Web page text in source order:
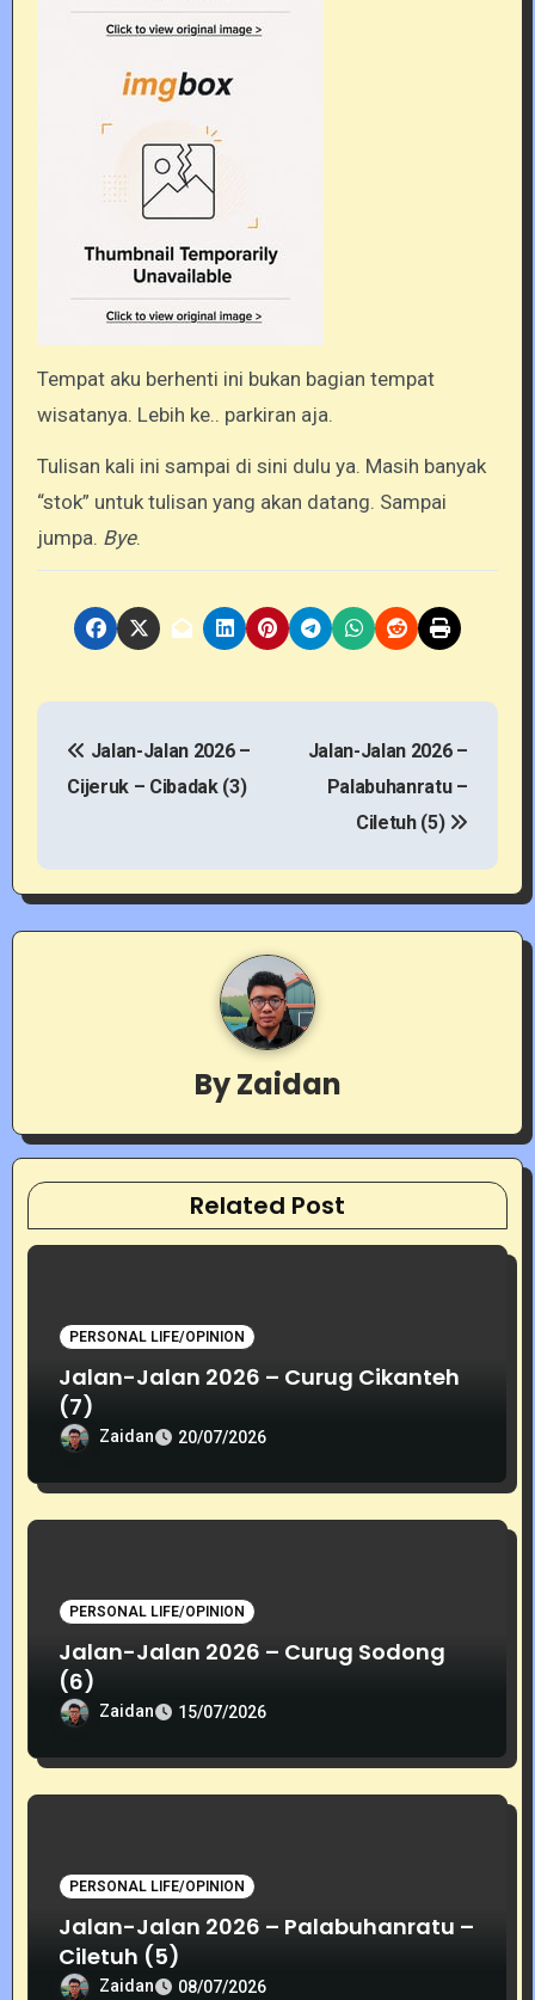
Tempat aku berhenti ini bukan bagian tempat
wisatanya. Lebih ke.. parkiran aja.
Tulisan kali ini sampai di sini dulu ya. Masih banyak
“stok” untuk tulisan yang akan datang. Sampai
jumpa. Bye.
P
t
n
a
t
i
n
Jalan-Jalan 2026 –
Cijeruk – Cibadak (3)
Jalan-Jalan 2026 –
Palabuhanratu –
Ciletuh (5)
ByZaidan
Related Post
PERSONAL LIFE/OPINION
Jalan-Jalan 2026 – Curug Cikanteh
(7)
Zaidan 20/07/2026
PERSONAL LIFE/OPINION
Jalan-Jalan 2026 – Curug Sodong
(6)
Zaidan 15/07/2026
PERSONAL LIFE/OPINION
Jalan-Jalan 2026 – Palabuhanratu –
Ciletuh (5)
Zaidan 08/07/2026